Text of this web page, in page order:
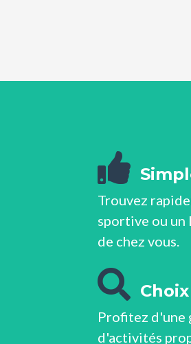
Trouvez
sportive ou un
de chez vous.
Profitez d'une
d'activités